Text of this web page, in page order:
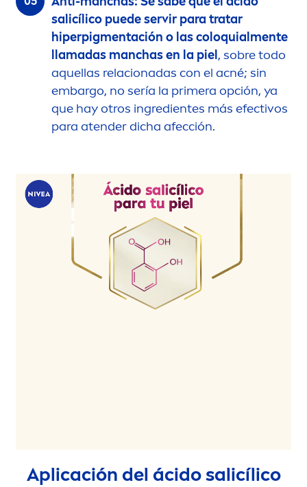
salicílico puede servir para tratar
hiperpigmentación o las coloquialmente
llamadas manchas en la piel, sobre todo
aquellas relacionadas con el acné; sin
embargo, no sería la primera opción, ya
que hay otros ingredientes más efectivos
para atender dicha afección.
Aplicación del ácido salicílico